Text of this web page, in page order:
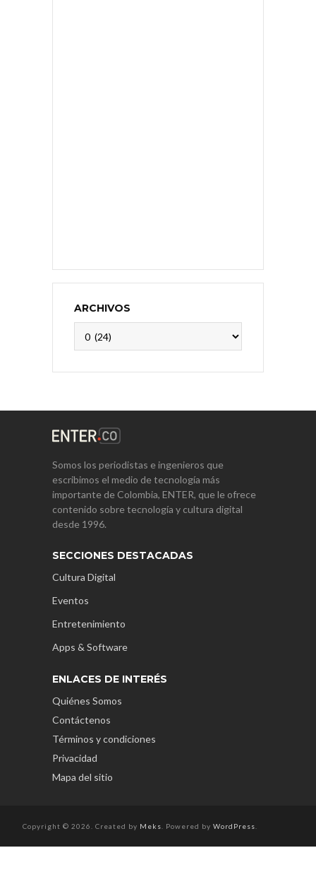
ARCHIVOS
Somos los periodistas e ingenieros que
escribimos el medio de tecnología más
importante de Colombia, ENTER, que le ofrece
contenido sobre tecnología y cultura digital
desde 1996.
SECCIONES DESTACADAS
Cultura Digital
Eventos
Entretenimiento
Apps & Software
ENLACES DE INTERÉS
Quiénes Somos
Contáctenos
Términos y condiciones
Privacidad
Mapa del sitio
Copyright © 2026. Created by Meks . Powered by WordPress